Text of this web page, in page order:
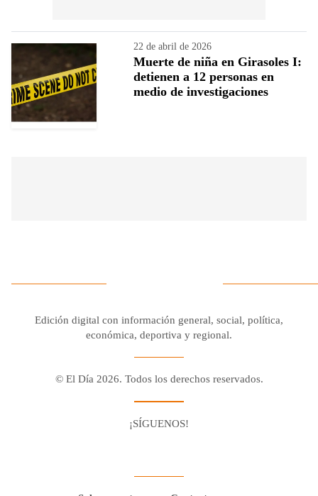
22 de abril de 2026
Muerte de niña en Girasoles I:
detienen a 12 personas en
medio de investigaciones
Edición digital con información general, social, política,
económica, deportiva y regional.
© El Día 2026. Todos los derechos reservados.
¡SÍGUENOS!